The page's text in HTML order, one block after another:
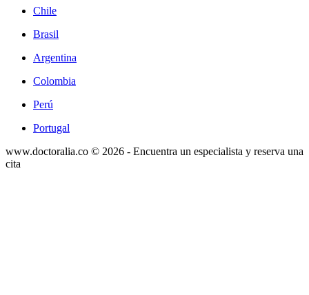
Chile
Brasil
Argentina
Colombia
Perú
Portugal
www.doctoralia.co © 2026 - Encuentra un especialista y reserva una
cita